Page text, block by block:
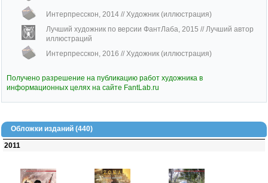
Интерпресскон, 2014 // Художник (иллюстрация)
Лучший художник по версии ФантЛаба, 2015 // Лучший автор
иллюстраций
Интерпресскон, 2016 // Художник (иллюстрация)
Получено разрешение на публикацию работ художника в
информационных целях на сайте FantLab.ru
Обложки изданий (440)
2011